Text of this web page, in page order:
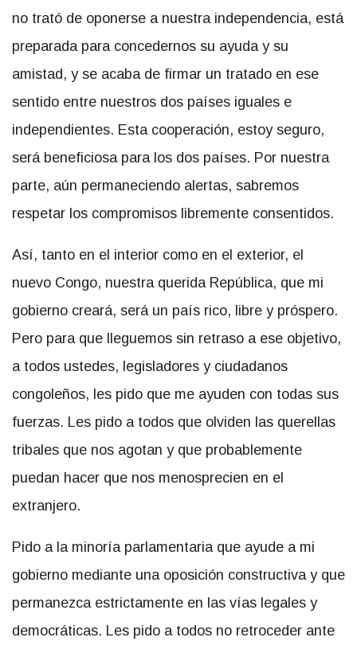
no trató de oponerse a nuestra independencia, está
preparada para concedernos su ayuda y su
amistad, y se acaba de firmar un tratado en ese
sentido entre nuestros dos países iguales e
independientes. Esta cooperación, estoy seguro,
será beneficiosa para los dos países. Por nuestra
parte, aún permaneciendo alertas, sabremos
respetar los compromisos libremente consentidos.
Así, tanto en el interior como en el exterior, el
nuevo Congo, nuestra querida República, que mi
gobierno creará, será un país rico, libre y próspero.
Pero para que lleguemos sin retraso a ese objetivo,
a todos ustedes, legisladores y ciudadanos
congoleños, les pido que me ayuden con todas sus
fuerzas. Les pido a todos que olviden las querellas
tribales que nos agotan y que probablemente
puedan hacer que nos menosprecien en el
extranjero.
Pido a la minoría parlamentaria que ayude a mi
gobierno mediante una oposición constructiva y que
permanezca estrictamente en las vías legales y
democráticas. Les pido a todos no retroceder ante